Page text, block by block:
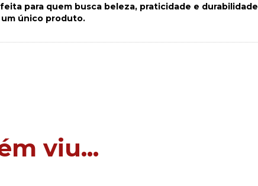
para quem busca beleza, praticidade e durabilidade
um único produto.
viu...